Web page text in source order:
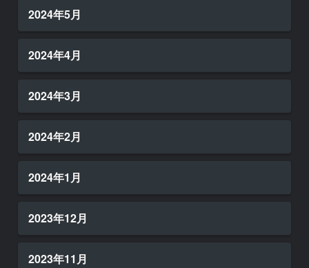
2024年5月
2024年4月
2024年3月
2024年2月
2024年1月
2023年12月
2023年11月